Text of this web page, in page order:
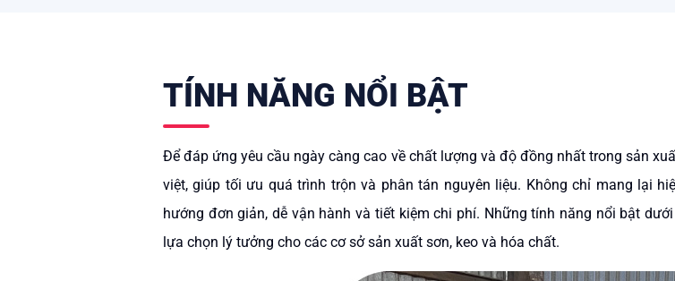
TÍNH NĂNG NỔI BẬT
Để đáp ứng yêu cầu ngày càng cao về chất lượng và độ đồng nhất trong sản
việt, giúp tối ưu quá trình trộn và phân tán nguyên liệu. Không chỉ mang lại
hướng đơn giản, dễ vận hành và tiết kiệm chi phí. Những tính năng nổi bật
lựa chọn lý tưởng cho các cơ sở sản xuất sơn, keo và hóa chất.